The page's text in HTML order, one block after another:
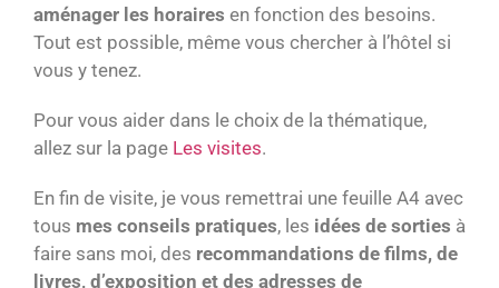
aménager les horaires en fonction des besoins.
Tout est possible, même vous chercher à l’hôtel si
vous y tenez.
Pour vous aider dans le choix de la thématique,
allez sur la page Les visites.
En fin de visite, je vous remettrai une feuille A4 avec
tous mes conseils pratiques, les idées de sorties à
faire sans moi, des recommandations de films, de
livres, d’exposition et des adresses de